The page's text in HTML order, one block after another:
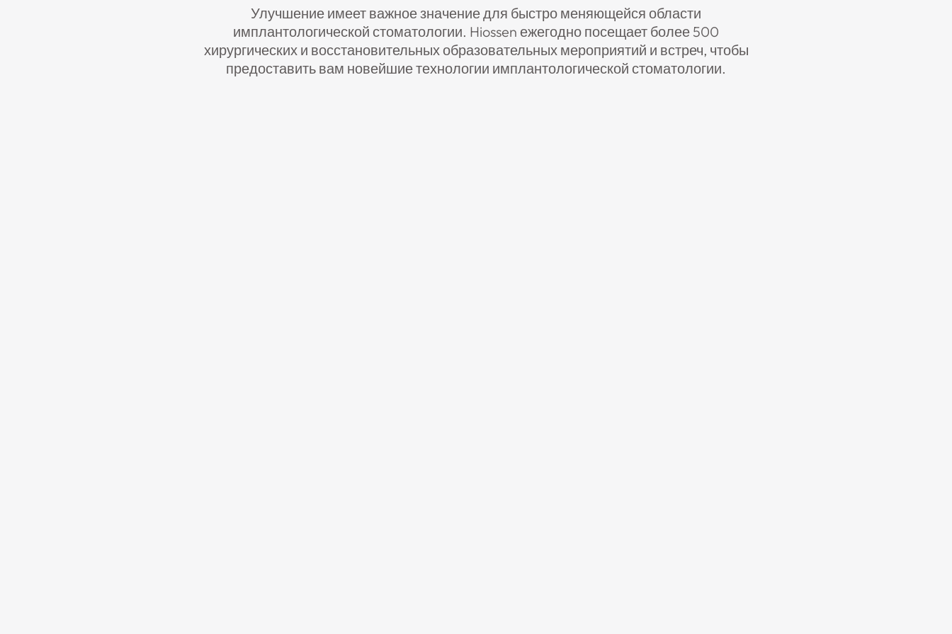
Улучшение имеет важное значение для быстро меняющейся области
имплантологической стоматологии. Hiossen ежегодно посещает более 500
хирургических и восстановительных образовательных мероприятий и встреч, чтобы
предоставить вам новейшие технологии имплантологической стоматологии.